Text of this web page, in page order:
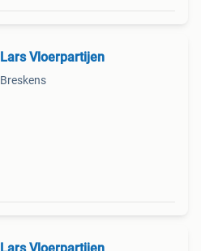
Lars Vloerpartijen
Breskens